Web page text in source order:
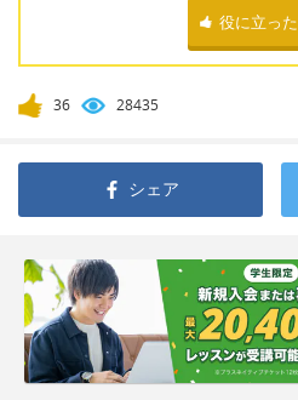
役に立った
36 28435
シェア